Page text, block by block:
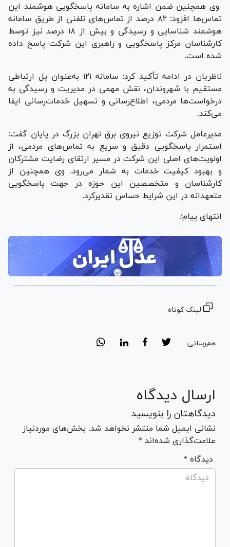
وی همچنین ضمن اشاره به سامانه پاسخگویی هوشمند این
تماس‌ها افزود: ۸۲ درصد از تماس‌های تلفنی از طریق سامانه
هوشمند شناسایی و رسیدگی و بیش از ۱۸ درصد نیز توسط
کارشناسان مرکز پاسخگویی و راهبری این شرکت پاسخ داده
شده است.
ناظریان در ادامه تأکید کرد: سامانه ۱۲۱ به‌عنوان پل ارتباطی
مستقیم با شهروندان، نقش مهمی در مدیریت و رسیدگی به
درخواست‌ها مردمی، اطلاع‌رسانی و تسهیل خدمات‌رسانی ایفا
می‌کند.
مدیرعامل شرکت توزیع نیروی برق تهران بزرگ در پایان گفت:
استمرار پاسخگویی دقیق و سریع به تماس‌های مردمی، از
اولویت‌های اصلی این شرکت در مسیر ارتقای رضایت مشترکان
و بهبود کیفیت خدمات به شمار می‌رود. وی همچنین از
کارشناسان و متخصصین این حوزه در جهت پاسخگویی
متعهدانه در این شرایط حساس تقدیرکرد.
انتهای پیام/
لینک کوتاه
هم‌رسانی:
ارسال دیدگاه
دیدگاهتان را بنویسید
نشانی ایمیل شما منتشر نخواهد شد. بخش‌های موردنیاز
علامت‌گذاری شده‌اند *
* دیدگاه